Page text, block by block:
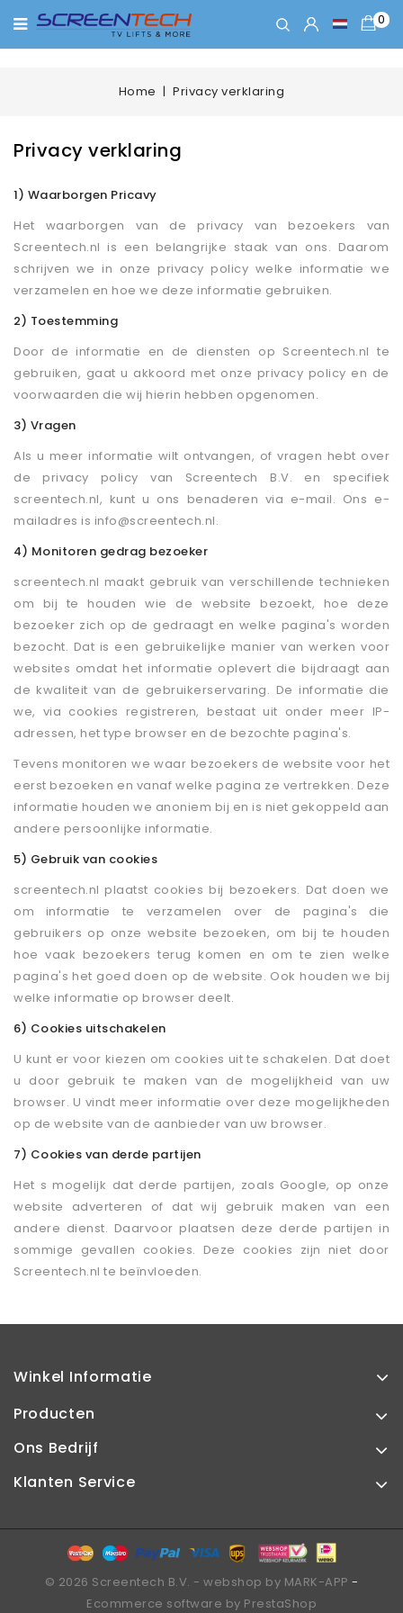
0
Home Privacy verklaring
Privacy verklaring
1) Waarborgen Pricavy
Het waarborgen van de privacy van bezoekers van
Screentech.nl is een belangrijke staak van ons. Daarom
schrijven we in onze privacy policy welke informatie we
verzamelen en hoe we deze informatie gebruiken.
2) Toestemming
Door de informatie en de diensten op Screentech.nl te
gebruiken, gaat u akkoord met onze privacy policy en de
voorwaarden die wij hierin hebben opgenomen.
3) Vragen
Als u meer informatie wilt ontvangen, of vragen hebt over
de privacy policy van Screentech B.V. en specifiek
screentech.nl, kunt u ons benaderen via e-mail. Ons e-
mailadres is info@screentech.nl.
4) Monitoren gedrag bezoeker
screentech.nl maakt gebruik van verschillende technieken
om bij te houden wie de website bezoekt, hoe deze
bezoeker zich op de gedraagt en welke pagina's worden
bezocht. Dat is een gebruikelijke manier van werken voor
websites omdat het informatie oplevert die bijdraagt aan
de kwaliteit van de gebruikerservaring. De informatie die
we, via cookies registreren, bestaat uit onder meer IP-
adressen, het type browser en de bezochte pagina's.
Tevens monitoren we waar bezoekers de website voor het
eerst bezoeken en vanaf welke pagina ze vertrekken. Deze
informatie houden we anoniem bij en is niet gekoppeld aan
andere persoonlijke informatie.
5) Gebruik van cookies
screentech.nl plaatst cookies bij bezoekers. Dat doen we
om informatie te verzamelen over de pagina's die
gebruikers op onze website bezoeken, om bij te houden
hoe vaak bezoekers terug komen en om te zien welke
pagina's het goed doen op de website. Ook houden we bij
welke informatie op browser deelt.
6) Cookies uitschakelen
U kunt er voor kiezen om cookies uit te schakelen. Dat doet
u door gebruik te maken van de mogelijkheid van uw
browser. U vindt meer informatie over deze mogelijkheden
op de website van de aanbieder van uw browser.
7) Cookies van derde partijen
Het s mogelijk dat derde partijen, zoals Google, op onze
website adverteren of dat wij gebruik maken van een
andere dienst. Daarvoor plaatsen deze derde partijen in
sommige gevallen cookies. Deze cookies zijn niet door
Screentech.nl te beïnvloeden.
Winkel Informatie
Producten
Ons Bedrijf
Klanten Service
© 2026 Screentech B.V. - webshop by MARK-APP -
Ecommerce software by PrestaShop